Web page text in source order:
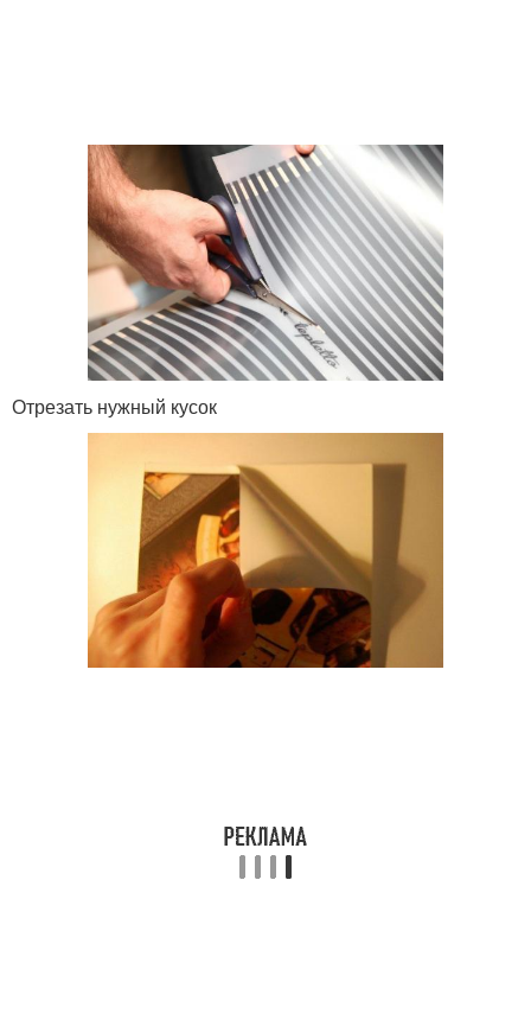
Отрезать нужный кусок